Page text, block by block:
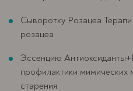
Сыворотку Розацеа
розацеа
Эссенцию
профилактики мимических
старения